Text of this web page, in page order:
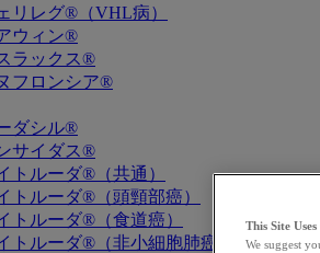
リレグ®（VHL病）
ウィン®
ラックス®
フロンシア®
ダシル®
サイダス®
トルーダ®（共通）
トルーダ®（頭頸部癌）
トルーダ®（食道癌）
トルーダ®（非小細胞肺癌）
This Site
We suggest